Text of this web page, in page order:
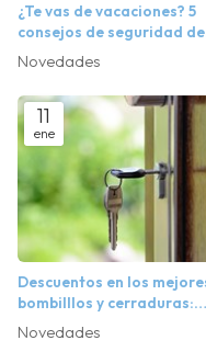
¿Te vas de vacaciones? 5
consejos de seguridad de
nuestros cerrajeros en
Ponteareas
Novedades
11
ene
Descuentos en los
bombilllos y cerraduras:
empieza el año seguro y
ahorrando
Novedades